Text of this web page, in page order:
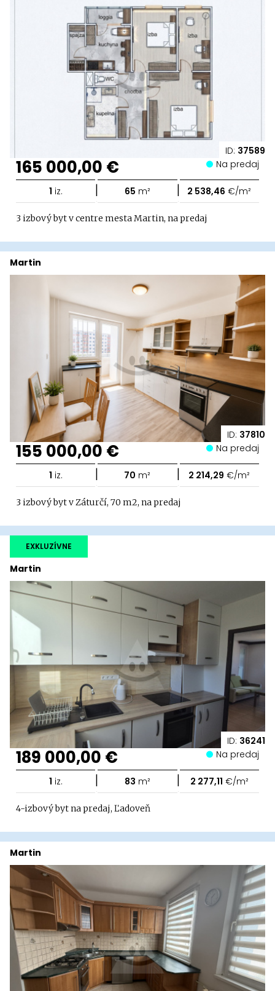
ID: 37589
165 000,00 € Na predaj
1 iz. | 65 m² | 2 538,46 €/m²
3 izbový byt v centre mesta Martin, na predaj
ID: 37810
Martin
155 000,00 € Na predaj
1 iz. | 70 m² | 2 214,29 €/m²
3 izbový byt v Záturčí, 70 m2, na predaj
ID: 36241
Martin
EXKLUZÍVNE
189 000,00 € Na predaj
1 iz. | 83 m² | 2 277,11 €/m²
4-izbový byt na predaj, Ľadoveň
Martin